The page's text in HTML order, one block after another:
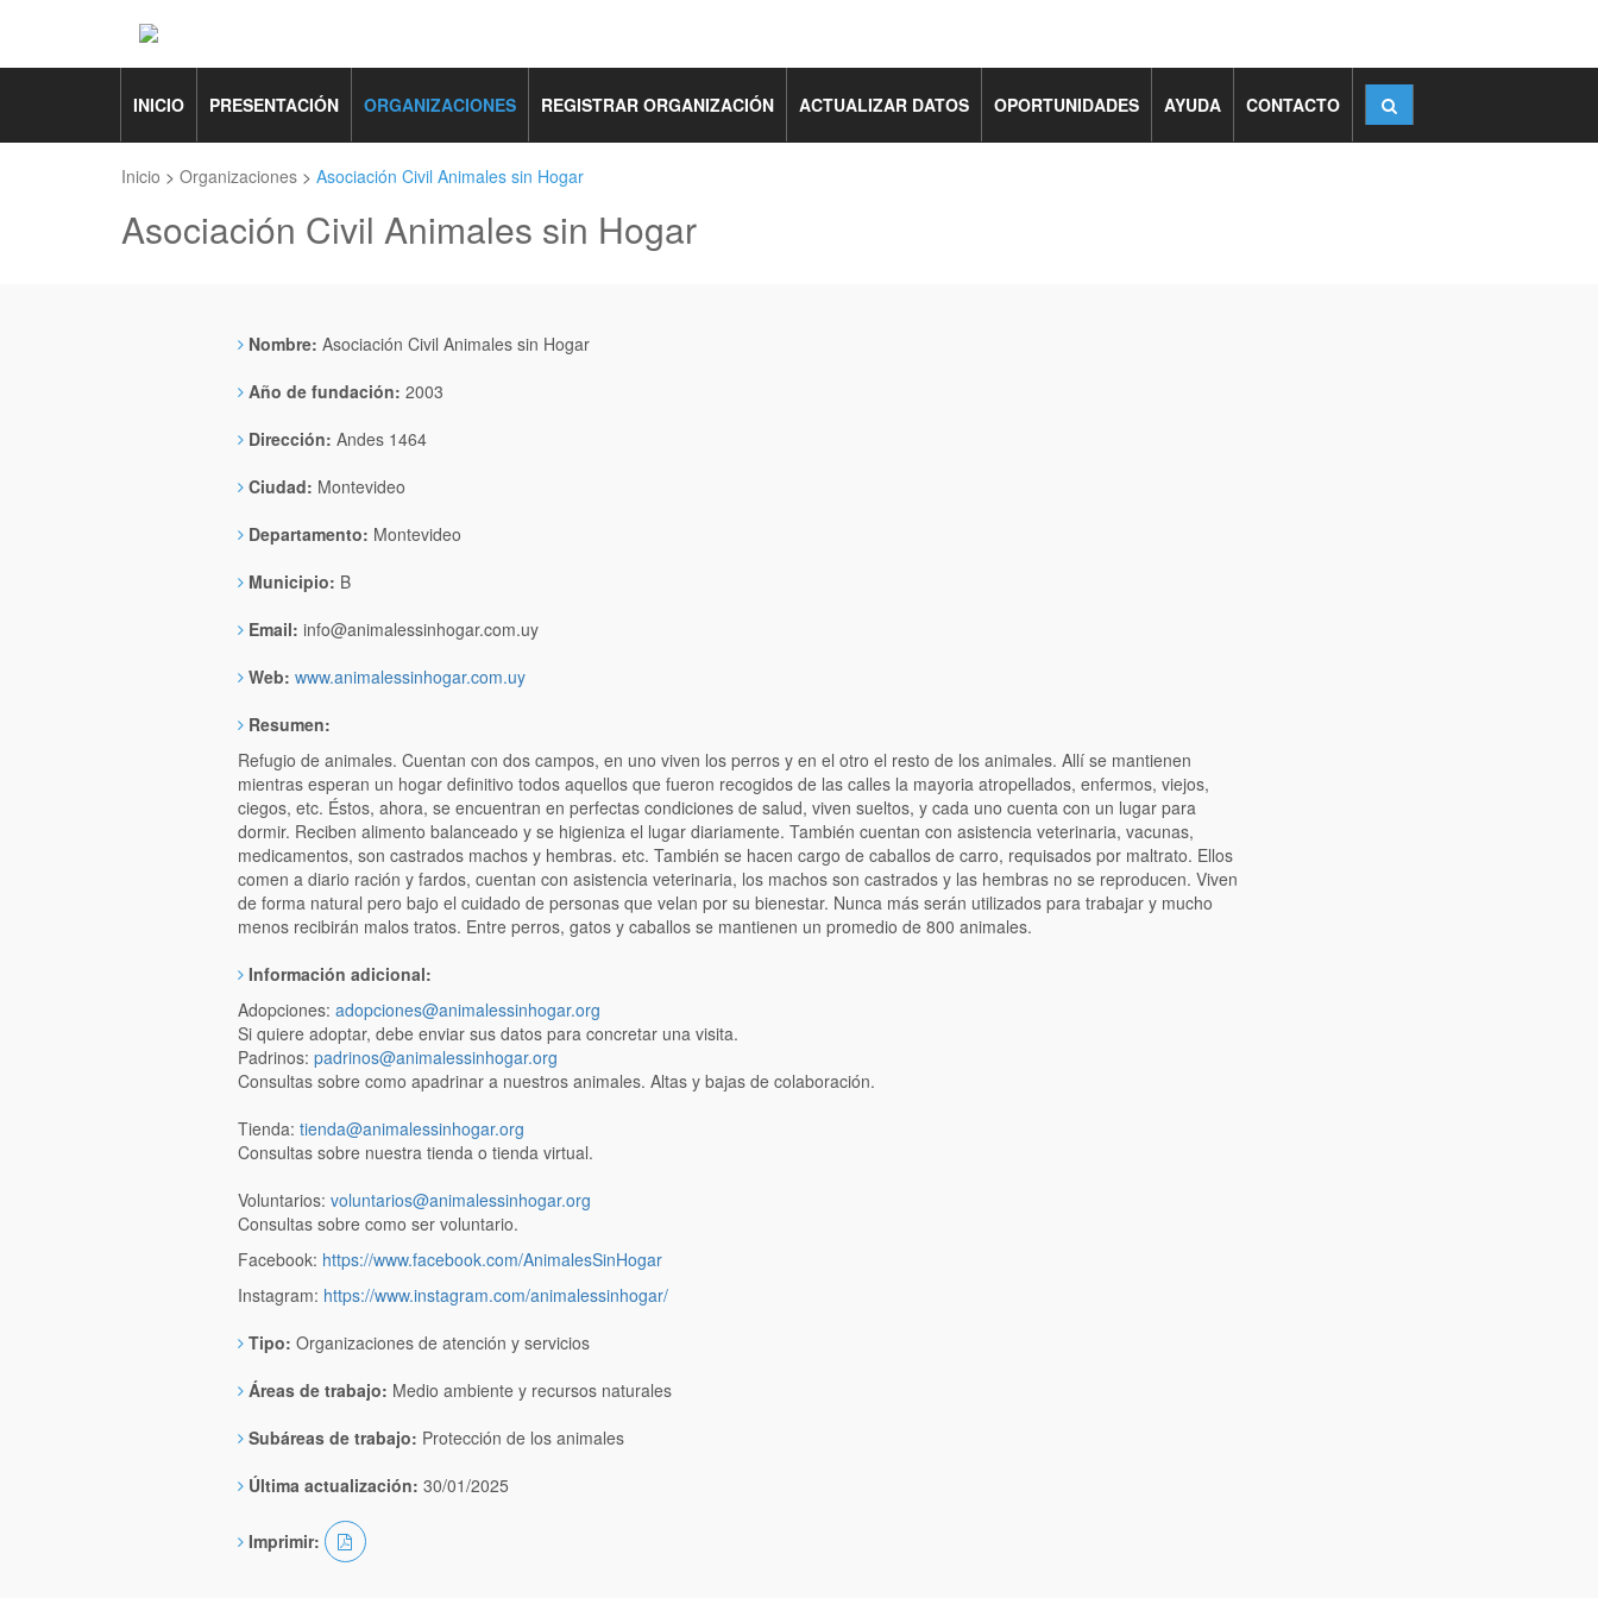
INICIO PRESENTACIÓN ORGANIZACIONES REGISTRAR ORGANIZACIÓN ACTUALIZAR DATOS OPORTUNIDADES AYUDA CONTACTO
Inicio > Organizaciones > Asociación Civil Animales sin Hogar
Asociación Civil Animales sin Hogar
Nombre: Asociación Civil Animales sin Hogar
Año de fundación: 2003
Dirección: Andes 1464
Ciudad: Montevideo
Departamento: Montevideo
Municipio: B
Email: info@animalessinhogar.com.uy
Web: www.animalessinhogar.com.uy
Resumen:
Refugio de animales. Cuentan con dos campos, en uno viven los perros y en el otro el resto de los animales. Allí se mantienen
mientras esperan un hogar definitivo todos aquellos que fueron recogidos de las calles la mayoria atropellados, enfermos, viejos,
ciegos, etc. Éstos, ahora, se encuentran en perfectas condiciones de salud, viven sueltos, y cada uno cuenta con un lugar para
dormir. Reciben alimento balanceado y se higieniza el lugar diariamente. También cuentan con asistencia veterinaria, vacunas,
medicamentos, son castrados machos y hembras. etc. También se hacen cargo de caballos de carro, requisados por maltrato. Ellos
comen a diario ración y fardos, cuentan con asistencia veterinaria, los machos son castrados y las hembras no se reproducen. Viven
de forma natural pero bajo el cuidado de personas que velan por su bienestar. Nunca más serán utilizados para trabajar y mucho
menos recibirán malos tratos. Entre perros, gatos y caballos se mantienen un promedio de 800 animales.
Información adicional:
Adopciones: adopciones@animalessinhogar.org
Si quiere adoptar, debe enviar sus datos para concretar una visita.
Padrinos: padrinos@animalessinhogar.org
Consultas sobre como apadrinar a nuestros animales. Altas y bajas de colaboración.
Tienda: tienda@animalessinhogar.org
Consultas sobre nuestra tienda o tienda virtual.
Voluntarios: voluntarios@animalessinhogar.org
Consultas sobre como ser voluntario.
Facebook: https://www.facebook.com/AnimalesSinHogar
Instagram: https://www.instagram.com/animalessinhogar/
Tipo: Organizaciones de atención y servicios
Áreas de trabajo: Medio ambiente y recursos naturales
Subáreas de trabajo: Protección de los animales
Última actualización: 30/01/2025
Imprimir: